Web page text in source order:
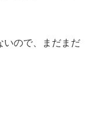
ので、まだまだ